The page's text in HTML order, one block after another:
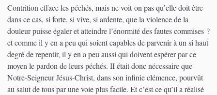
Contrition efface les péchés, mais ne voit-on pas qu’elle doit être
dans ce cas, si forte, si vive, si ardente, que la violence de la
douleur puisse égaler et atteindre l’énormité des fautes commises ?
et comme il y en a peu qui soient capables de parvenir à un si haut
degré de repentir, il y en a peu aussi qui doivent espérer par ce
moyen le pardon de leurs péchés. II était donc nécessaire que
Notre-Seigneur Jésus-Christ, dans son infinie clémence, pourvût
au salut de tous par une voie plus facile. Et c’est ce qu’il a réalisé